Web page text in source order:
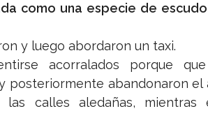
como una especie de
y luego abordaron un taxi.
acorralados porque
posteriormente abandonaron el
calles aledañas, mientras